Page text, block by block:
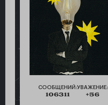
СООБЩЕНИЙ:
106311
УВАЖЕНИЕ:
+56